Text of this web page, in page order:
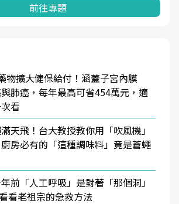
前往專題
物擴大健保給付！涵蓋子宮內膜
肺癌，每年最高可省454萬元，適
看
天飛！台大教授教你用「吹風機」
房必有的「這種調味料」竟是蒼蠅
前「人工呼吸」是對著「那個洞」
看老祖宗的急救方法